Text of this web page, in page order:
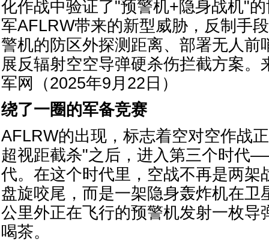
化作战中验证了"预警机+隐身战机"
军AFLRW带来的新型威胁，反制手
警机的防区外探测距离、部署无人前
展反辐射空空导弹硬杀伤拦截方案。
军网（2025年9月22日）
绕了一圈的军备竞赛
AFLRW的出现，标志着空对空作战
超视距截杀"之后，进入第三个时代
代。在这个时代里，空战不再是两架
盘旋咬尾，而是一架隐身轰炸机在卫
公里外正在飞行的预警机发射一枚导
喝茶。